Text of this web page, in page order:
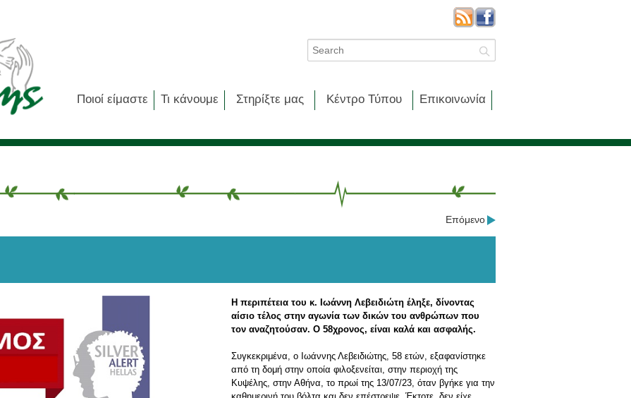
Ποιοί είμαστε Τι κάνουμε Στηρίξτε μας Κέντρο Τύπου Επικοινωνία
Επόμενο
Η περιπέτεια του κ. Ιωάννη Λεβειδιώτη έληξε, δίνοντας
αίσιο τέλος στην αγωνία των δικών του ανθρώπων που
τον αναζητούσαν. Ο 58χρονος, είναι καλά και ασφαλής.
Συγκεκριμένα, ο Ιωάννης Λεβειδιώτης, 58 ετών, εξαφανίστηκε
από τη δομή στην οποία φιλοξενείται, στην περιοχή της
Κυψέλης, στην Αθήνα, το πρωί της 13/07/23, όταν βγήκε για την